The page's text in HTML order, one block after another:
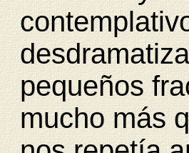
pequeños
mucho más